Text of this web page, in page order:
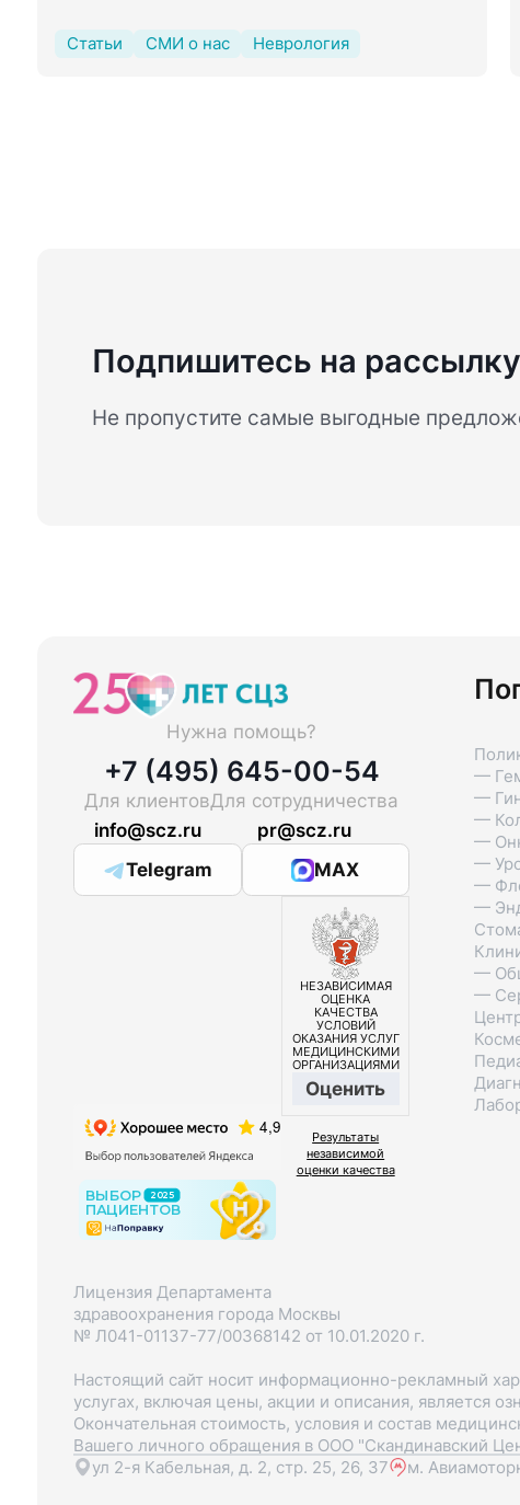
Статьи СМИ о нас Неврология
Подпишитесь на рассылку
Не пропустите самые выгодные
Нужна помощь?
+7 (495) 645-00-54
Для клиентов
info@scz.ru
Для сотрудничества
pr@scz.ru
Telegram
MAX
НЕЗАВИСИМАЯ
ОЦЕНКА
КАЧЕСТВА
УСЛОВИЙ
ОКАЗАНИЯ УСЛУГ
МЕДИЦИНСКИМИ
ОРГАНИЗАЦИЯМИ
Оценить
Результаты
независимой
оценки качества
—
—
—
—
—
—
—
—
—
Лицензия Департамента
здравоохранения города Москвы
№ Л041-01137-77/00368142 от 10.01.2020 г.
Настоящий сайт носит информационно-рекламный
услугах, включая цены, акции и описания, является
Окончательная стоимость, условия и состав
Вашего личного обращения в ООО "Скандинавский
ул 2-я Кабельная, д. 2, стр. 25, 26, 37
м.